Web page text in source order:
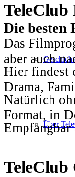
Über
TeleClub
Die besten
Das
aber auch
Hier findest
Drama,
Natürlich
Format, in
TeleClub